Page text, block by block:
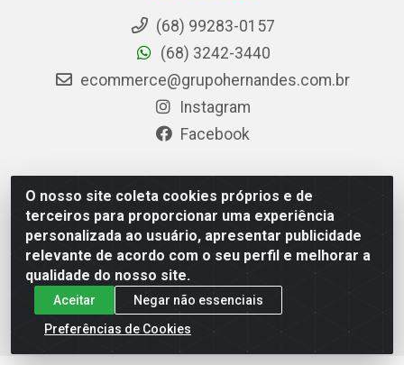
O nosso site coleta cookies próprios e de
terceiros para proporcionar uma experiência
personalizada ao usuário, apresentar publicidade
relevante de acordo com o seu perfil e melhorar a
qualidade do nosso site.
Aceitar
Negar não essenciais
Preferências de Cookies
(68) 99283-0157
(68) 3242-3440
ecommerce@grupohernandes.com.br
Instagram
Facebook
Hernandes - Atacado e Distribuições - Rodovia
Transacreana, 2155 - Floresta Sul, Rio Branco/AC - CEP
69.912-290 - CNPJ 12.996.556/0001-69